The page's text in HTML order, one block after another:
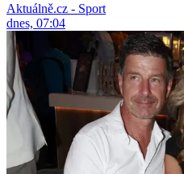
Aktuálně.cz - Sport
dnes, 07:04